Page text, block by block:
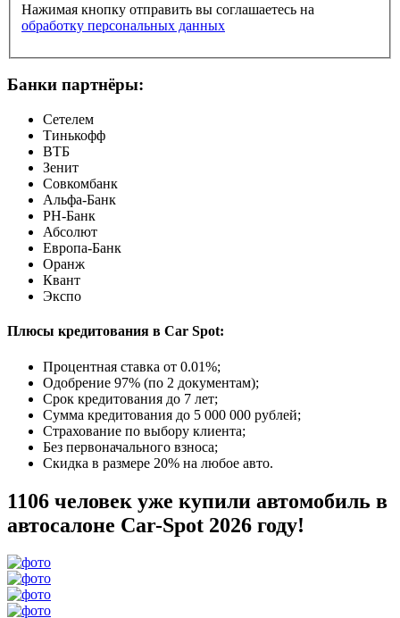
Нажимая кнопку отправить вы соглашаетесь на
обработку персональных данных
Банки партнёры:
Сетелем
Тинькофф
ВТБ
Зенит
Совкомбанк
Альфа-Банк
РН-Банк
Абсолют
Европа-Банк
Оранж
Квант
Экспо
Плюсы кредитования в Car Spot:
Процентная ставка от 0.01%;
Одобрение 97% (по 2 документам);
Срок кредитования до 7 лет;
Сумма кредитования до 5 000 000 рублей;
Страхование по выбору клиента;
Без первоначального взноса;
Скидка в размере 20% на любое авто.
1106 человек уже купили автомобиль в
автосалоне Car-Spot 2026 году!